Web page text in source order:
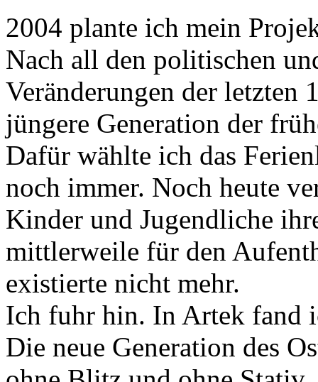
2004 plante ich mein
Nach all den politischen
Veränderungen der letzten
jüngere Generation der
Dafür wählte ich das
noch immer. Noch heute
Kinder und Jugendliche
mittlerweile für den
existierte nicht mehr.
Ich fuhr hin. In Artek fand
Die neue Generation des